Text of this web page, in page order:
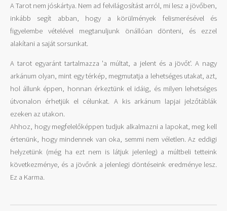
A Tarot nem jóskártya. Nem ad felvilágosítást arról, mi lesz a jövőben,
inkább segít abban, hogy a körülmények felismerésével és
figyelembe vételével megtanuljunk önállóan dönteni, és ezzel
alakítani a saját sorsunkat.
A tarot egyaránt tartalmazza 'a múltat, a jelent és a jövőt'. A nagy
arkánum olyan, mint egy térkép, megmutatja a lehetséges utakat, azt,
hol állunk éppen, honnan érkeztünk el idáig, és milyen lehetséges
útvonalon érhetjük el célunkat. A kis arkánum lapjai jelzőtáblák
ezeken az utakon.
Ahhoz, hogy megfelelőképpen tudjuk alkalmazni a lapokat, meg kell
értenünk, hogy mindennek van oka, semmi nem véletlen. Az eddigi
helyzetünk (még ha ezt nem is látjuk jelenleg) a múltbeli tetteink
következménye, és a jövőnk a jelenlegi döntéseink eredménye lesz.
Ez a Karma.